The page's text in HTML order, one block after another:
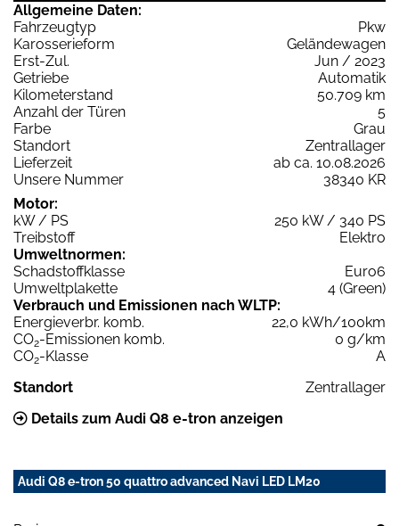
Allgemeine Daten:
Fahrzeugtyp
Pkw
Karosserieform
Geländewagen
Erst-Zul.
Jun / 2023
Getriebe
Automatik
Kilometerstand
50.709 km
Anzahl der Türen
5
Farbe
Grau
Standort
Zentrallager
Lieferzeit
ab ca. 10.08.2026
Unsere Nummer
38340 KR
Motor:
kW / PS
250 kW / 340 PS
Treibstoff
Elektro
Umweltnormen:
Schadstoffklasse
Euro6
Umweltplakette
4 (Green)
Verbrauch und Emissionen nach WLTP:
Energieverbr. komb.
22,0 kWh/100km
CO2-Emissionen komb.
0 g/km
CO2-Klasse
A
Standort
Zentrallager
Details zum Audi Q8 e-tron anzeigen
Audi Q8 e-tron 50 quattro advanced Navi LED LM20